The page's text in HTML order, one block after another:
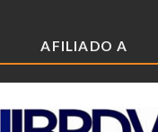
AFILIADO A